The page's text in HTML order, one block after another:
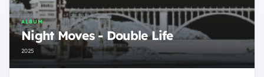
ALBUM
Night Moves - Double Life
2025